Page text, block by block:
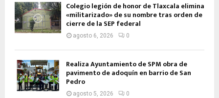
Colegio legión de honor de Tlaxcala elimina
«militarizado» de su nombre tras orden de
cierre de la SEP federal
agosto 6, 2026 0
Realiza Ayuntamiento de SPM obra de
pavimento de adoquín en barrio de San
Pedro
agosto 5, 2026 0